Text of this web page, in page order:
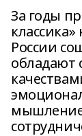
За годы
России